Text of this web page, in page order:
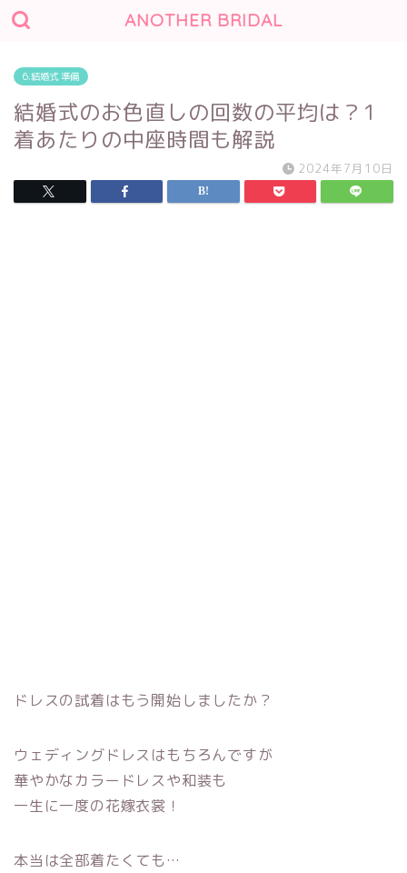
ANOTHER BRIDAL
6.結婚式 準備
結婚式のお色直しの回数の平均は？1
着あたりの中座時間も解説
2024年7月10日
ドレスの試着はもう開始しましたか？
ウェディングドレスはもちろんですが
華やかなカラードレスや和装も
一生に一度の花嫁衣裳！
本当は全部着たくても…